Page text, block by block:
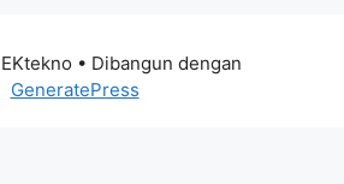
• Dibangun dengan
GeneratePress